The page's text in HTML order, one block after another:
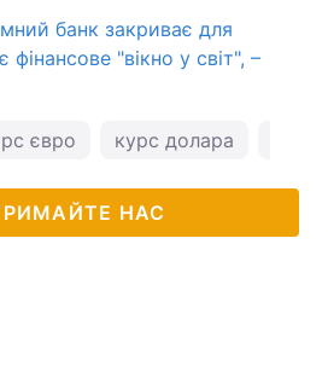
банк закриває для
фінансове "вікно у світ", –
євро курс долара
НАС